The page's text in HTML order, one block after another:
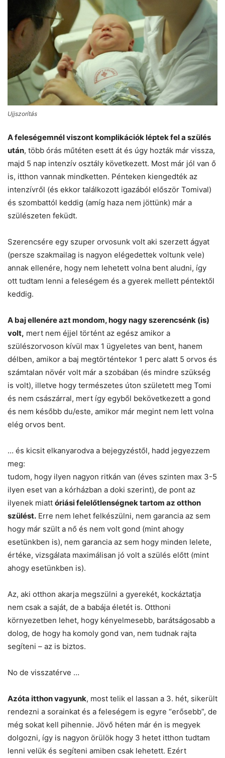
Ujjszorítás
A feleségemnél viszont komplikációk léptek fel a szülés
után, több órás műtéten esett át és úgy hozták már vissza,
majd 5 nap intenzív osztály következett. Most már jól van ő
is, itthon vannak mindketten. Pénteken kiengedték az
intenzívről (és ekkor találkozott igazából először Tomival)
és szombattól keddig (amíg haza nem jöttünk) már a
szülészeten feküdt.
Szerencsére egy szuper orvosunk volt aki szerzett ágyat
(persze szakmailag is nagyon elégedettek voltunk vele)
annak ellenére, hogy nem lehetett volna bent aludni, így
ott tudtam lenni a feleségem és a gyerek mellett péntektől
keddig.
A baj ellenére azt mondom, hogy nagy szerencsénk (is)
volt, mert nem éjjel történt az egész amikor a
szülészorvoson kívül max 1 ügyeletes van bent, hanem
délben, amikor a baj megtörténtekor 1 perc alatt 5 orvos és
számtalan növér volt már a szobában (és mindre szükség
is volt), illetve hogy természetes úton született meg Tomi
és nem császárral, mert így egyből bekövetkezett a gond
és nem később du/este, amikor már megint nem lett volna
elég orvos bent.
… és kicsit elkanyarodva a bejegyzéstől, hadd jegyezzem
meg:
tudom, hogy ilyen nagyon ritkán van (éves szinten max 3-5
ilyen eset van a kórházban a doki szerint), de pont az
ilyenek miatt óriási felelőtlenségnek tartom az otthon
szülést. Erre nem lehet felkészülni, nem garancia az sem
hogy már szült a nő és nem volt gond (mint ahogy
esetünkben is), nem garancia az sem hogy minden lelete,
értéke, vizsgálata maximálisan jó volt a szülés előtt (mint
ahogy esetünkben is).
Az, aki otthon akarja megszülni a gyerekét, kockáztatja
nem csak a saját, de a babája életét is. Otthoni
környezetben lehet, hogy kényelmesebb, barátságosabb a
dolog, de hogy ha komoly gond van, nem tudnak rajta
segíteni – az is biztos.
No de visszatérve …
Azóta itthon vagyunk, most telik el lassan a 3. hét, sikerült
rendezni a sorainkat és a feleségem is egyre “erősebb”, de
még sokat kell pihennie. Jövő héten már én is megyek
dolgozni, így is nagyon örülök hogy 3 hetet itthon tudtam
lenni velük és segíteni amiben csak lehetett. Ezért